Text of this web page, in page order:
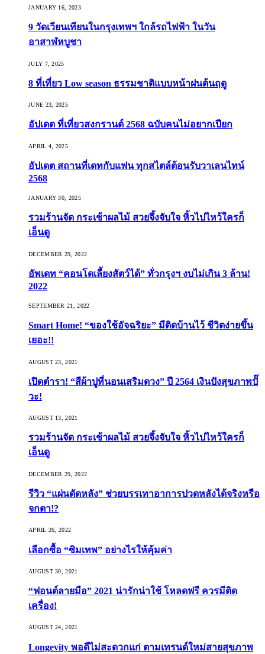
JANUARY 16, 2023
9 วัดเวียนเทียนในกรุงเทพฯ ใกล้รถไฟฟ้า ในวัน
อาสาฬหบูชา
JULY 7, 2025
8 ที่เที่ยว Low season ธรรมชาติแบบหน้าฝนต้นฤดู️
JUNE 23, 2025
อัปเดต ที่เที่ยวสงกรานต์ 2568 ฉบับคนไม่อยากเปียก
APRIL 4, 2025
อัปเดต สถานที่เดทกับแฟน ทุกสไตล์ต้อนรับวาเลนไทน์
2568
JANUARY 30, 2025
รวมร้านจัด กระเช้าผลไม้ สวยจึ้งจับใจ หิ้วไปไหว้ใครก็
เอ็นดู
DECEMBER 29, 2022
อัพเดท “คอนโดเลี้ยงสัตว์ได้” ทั่วกรุงฯ งบไม่เกิน 3 ล้าน!
2022
SEPTEMBER 21, 2022
Smart Home! “ของใช้อัจฉริยะ” มีติดบ้านไว้ ชีวิตง่ายขึ้น
เยอะ!!
AUGUST 23, 2021
เปิดตำรา! “สีผ้าปูที่นอนเสริมดวง” ปี 2564 เงินปังสุขภาพปั๊
วะ!
AUGUST 13, 2021
รวมร้านจัด กระเช้าผลไม้ สวยจึ้งจับใจ หิ้วไปไหว้ใครก็
เอ็นดู
DECEMBER 29, 2022
รีวิว “แผ่นดัดหลัง” ช่วยบรรเทาอาการปวดหลังได้จริงหรือ
จกตา!?
APRIL 26, 2022
เลือกซื้อ “ซิมเทพ” อย่างไรให้คุ้มค่า
AUGUST 30, 2021
“ฟอนต์ลายมือ” 2021 น่ารักน่าใช้ โหลดฟรี ควรมีติด
เครื่อง!
AUGUST 24, 2021
Longevity พอดีไม่สะดวกแก่ ตามเทรนด์ใหม่สายสุขภาพ